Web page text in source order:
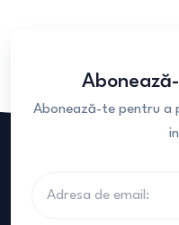
Abonează-te pentru a